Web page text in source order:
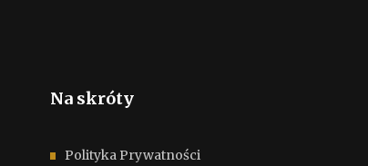
Na skróty
Polityka Prywatności